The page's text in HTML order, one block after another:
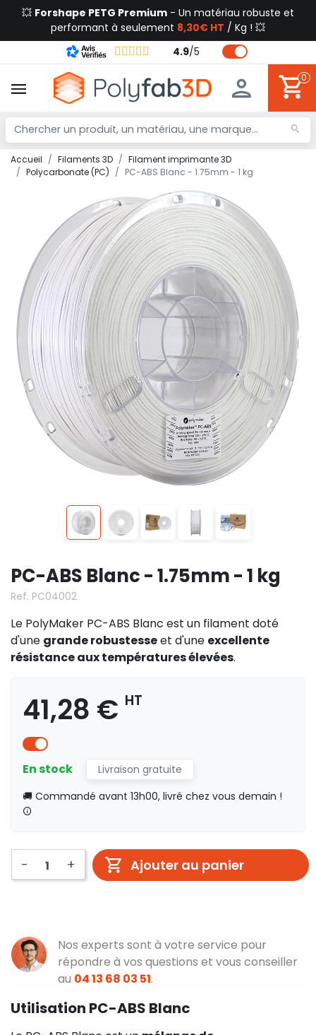
💥 Forshape PETG Premium - Un matériau robuste et
performant à seulement 8,30€ HT / Kg ! 💥
4.9/5
0
Accueil Filaments 3D
Filament imprimante 3D
Polycarbonate (PC)
PC-ABS Blanc - 1.75mm - 1 kg
PC-ABS Blanc - 1.75mm - 1 kg
Ref. PC04002
Le PolyMaker PC-ABS Blanc est un filament doté
d'une grande robustesseet d'une excellente
résistance aux températures élevées.
41,28 € HT
En stock
Livraison gratuite
🚚 Commandé avant 13h00, livré chez vous demain !
- + Ajouter au panier
Nos experts sont à votre service pour
répondre à vos questions et vous conseiller
au 04 13 68 03 51.
Utilisation PC-ABS Blanc